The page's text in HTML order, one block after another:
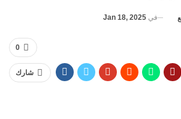
في Jan 18, 2025
0
شارك